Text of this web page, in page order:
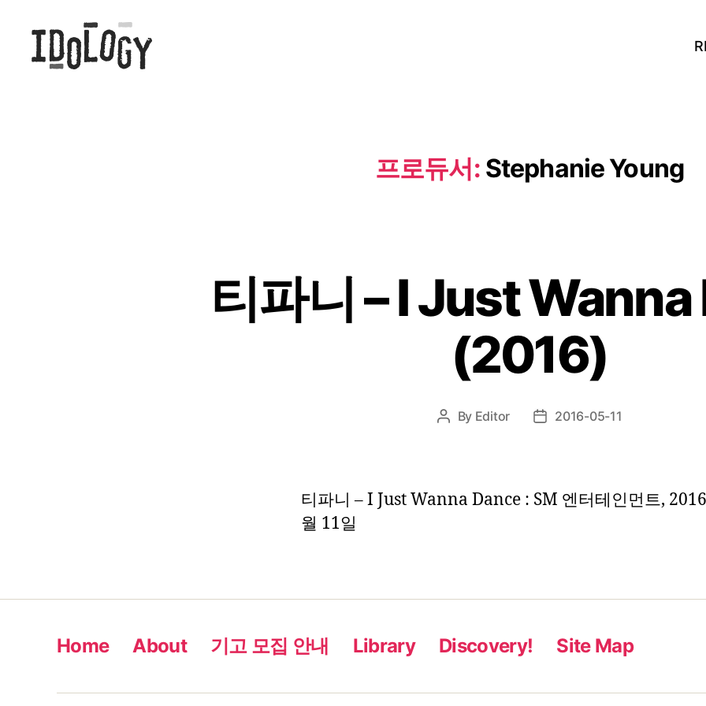
프로듀서: Stephanie Young
티파니 – I Just
(2016)
Post
By Editor
Post2016-05-11
티파니 – I Just Wanna Dance : SM 엔터테인먼트,
월 11일
Home About 기고 모집 안내 Library Discovery! Site Map